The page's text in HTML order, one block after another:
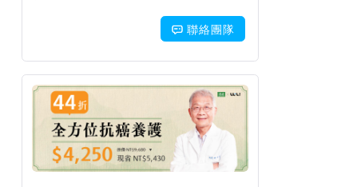
聯絡團隊
回饋項目